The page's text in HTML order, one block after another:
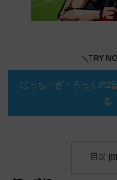
＼TRY
ぼっち・ざ・ろっくの2
る
目次